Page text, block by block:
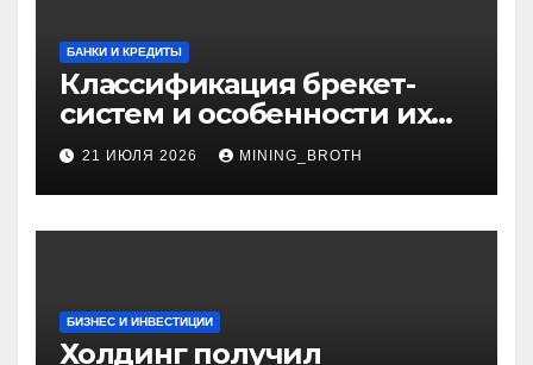
БАНКИ И КРЕДИТЫ
Классификация брекет-
систем и особенности их
установки
21 ИЮЛЯ 2026 MINING_BROTH
БИЗНЕС И ИНВЕСТИЦИИ
Холдинг получил